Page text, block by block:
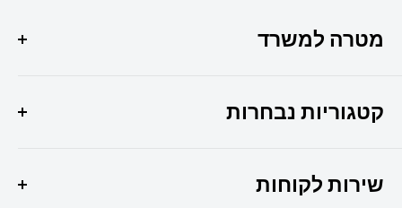
מטרה למשרד
ומקצועיות במקום אחד !
037307308
קטגוריות נבחרות
ציוד משרדי
שירות לקוחות